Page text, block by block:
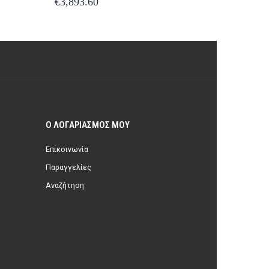
Ο ΛΟΓΑΡΙΑΣΜΌΣ ΜΟΥ
Επικοινωνία
Παραγγελίες
Αναζήτηση